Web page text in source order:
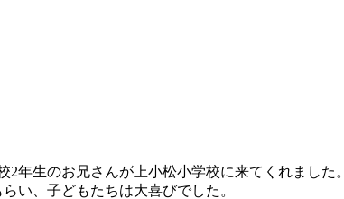
年生のお兄さんが上小松小学校に来てくれました。
い、子どもたちは大喜びでした。